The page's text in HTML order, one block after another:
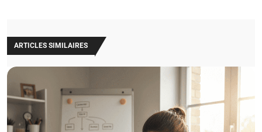
ARTICLES SIMILAIRES